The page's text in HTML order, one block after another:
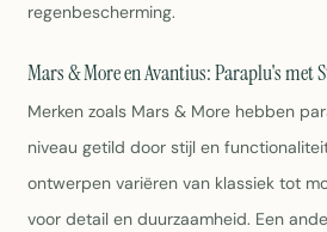
regenbescherming.
Mars & More en Avantius: Paraplu's met
Merken zoals Mars & More hebben
niveau getild door stijl en
ontwerpen variëren van klassiek tot
voor detail en duurzaamheid. Een